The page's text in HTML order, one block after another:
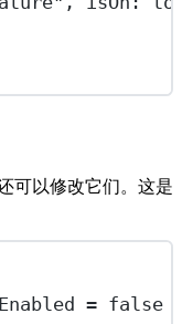
可以修改它们。这是
= false